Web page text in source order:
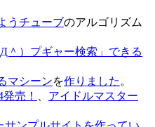
うチューブのアルゴリズム
＾）プギャー検索」できる
マシーンを作りました 。
売！
アイドルマスター